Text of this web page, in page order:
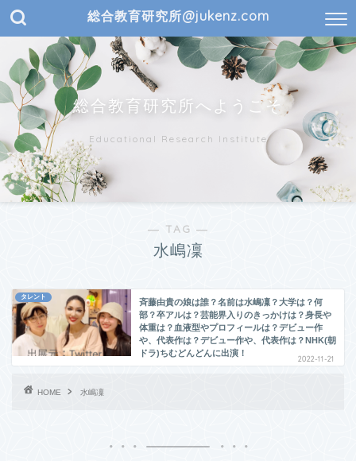
総合教育研究所@jukenz.com
総合教育研究所へようこそ
Educational Research Institute
― TAG ―
水嶋凜
タレント
斉藤由貴の娘は誰？名前は水嶋凜？大学は？何
部？卒アルは？芸能界入りのきっかけは？身長や
体重は？血液型やプロフィールは？デビュー作
や、代表作は？デビュー作や、代表作は？NHK(朝
ドラ)ちむどんどんに出演！
2022-11-21
HOME 水嶋凜